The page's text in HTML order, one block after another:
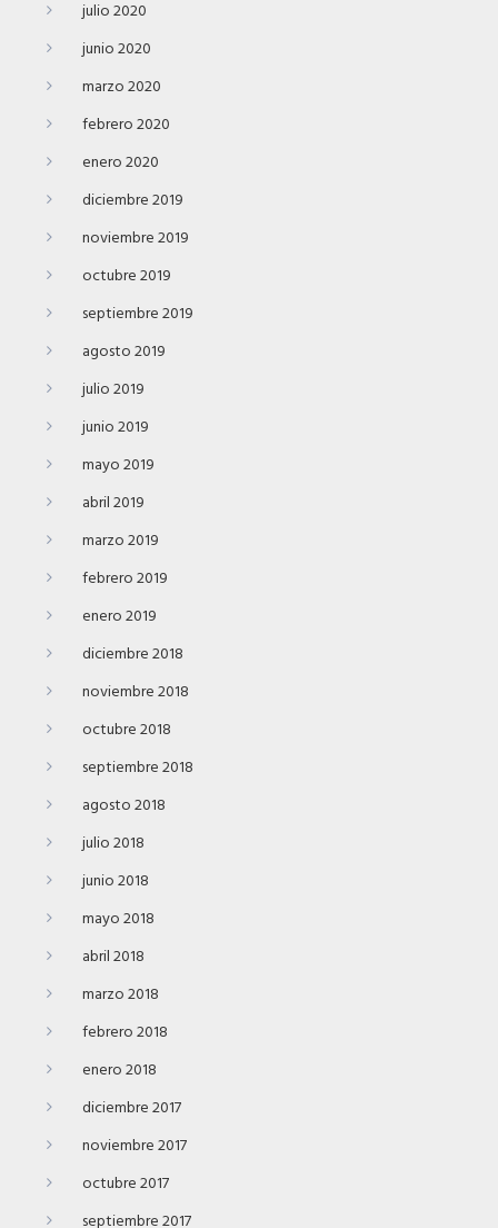
julio 2020
junio 2020
marzo 2020
febrero 2020
enero 2020
diciembre 2019
noviembre 2019
octubre 2019
septiembre 2019
agosto 2019
julio 2019
junio 2019
mayo 2019
abril 2019
marzo 2019
febrero 2019
enero 2019
diciembre 2018
noviembre 2018
octubre 2018
septiembre 2018
agosto 2018
julio 2018
junio 2018
mayo 2018
abril 2018
marzo 2018
febrero 2018
enero 2018
diciembre 2017
noviembre 2017
octubre 2017
septiembre 2017